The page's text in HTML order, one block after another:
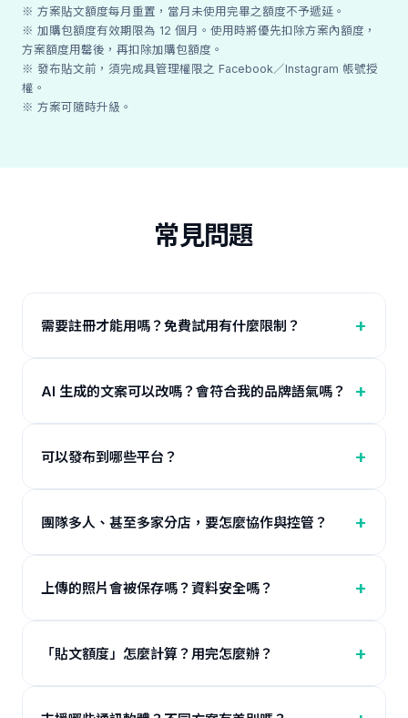
※ 方案貼文額度每月重置，當月未使用完畢之額度不予遞延。
※ 加購包額度有效期限為 12 個月。使用時將優先扣除方案內額度，
方案額度用罄後，再扣除加購包額度。
※ 發布貼文前，須完成具管理權限之 Facebook／Instagram 帳號授
權。
※ 方案可隨時升級。
常見問題
需要註冊才能用嗎？免費試用有什麼限制？
AI 生成的文案可以改嗎？會符合我的品牌語氣嗎？
可以發布到哪些平台？
團隊多人、甚至多家分店，要怎麼協作與控管？
上傳的照片會被保存嗎？資料安全嗎？
「貼文額度」怎麼計算？用完怎麼辦？